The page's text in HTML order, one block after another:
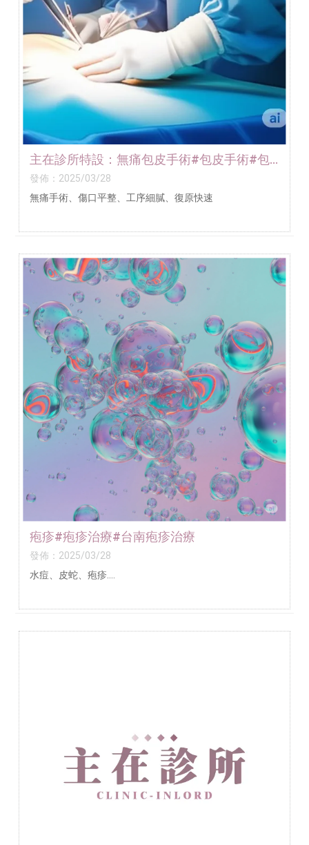
主在診所特設：無痛包皮手術#包皮手術#包
皮手術推薦
發佈：2025/03/28
無痛手術、傷口平整、工序細膩、復原快速
疱疹#疱疹治療#台南疱疹治療
發佈：2025/03/28
水痘、皮蛇、疱疹....